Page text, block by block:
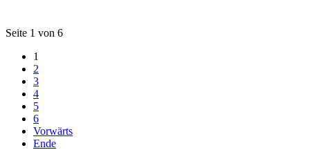
Seite 1 von 6
1
2
3
4
5
6
Vorwärts
Ende